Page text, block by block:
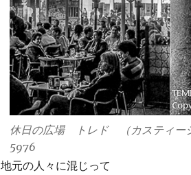
休日の広場 トレド （カスティ
5976
地元の人々に混じって